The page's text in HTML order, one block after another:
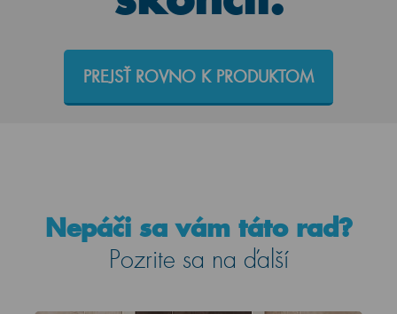
PREJSŤ ROVNO K PRODUKTOM
Nepáči sa vám táto rad?
Pozrite sa na ďalší